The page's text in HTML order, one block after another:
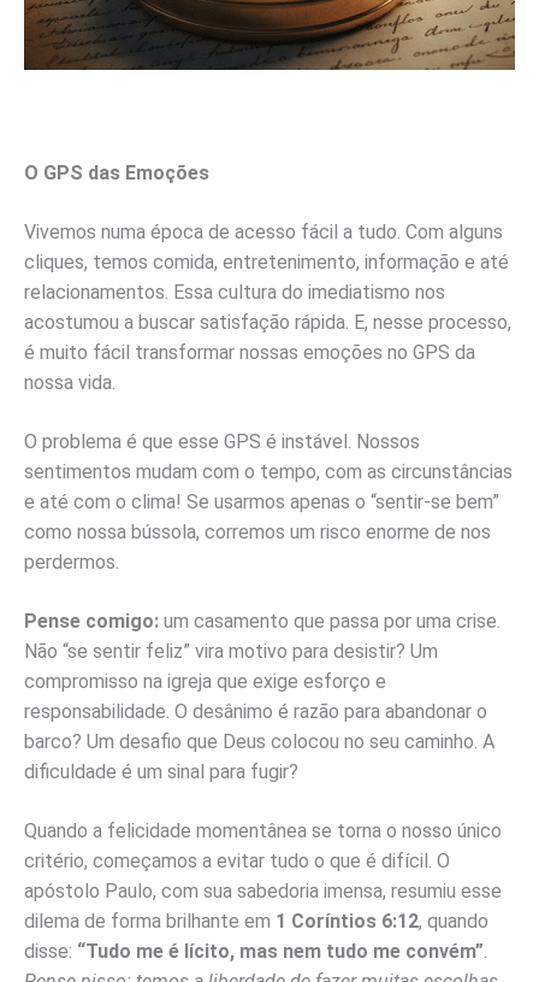
O GPS das Emoções
Vivemos numa época de acesso fácil a tudo. Com alguns
cliques, temos comida, entretenimento, informação e até
relacionamentos. Essa cultura do imediatismo nos
acostumou a buscar satisfação rápida. E, nesse processo,
é muito fácil transformar nossas emoções no GPS da
nossa vida.
O problema é que esse GPS é instável. Nossos
sentimentos mudam com o tempo, com as circunstâncias
e até com o clima! Se usarmos apenas o “sentir-se bem”
como nossa bússola, corremos um risco enorme de nos
perdermos.
Pense comigo: um casamento que passa por uma crise.
Não “se sentir feliz” vira motivo para desistir? Um
compromisso na igreja que exige esforço e
responsabilidade. O desânimo é razão para abandonar o
barco? Um desafio que Deus colocou no seu caminho. A
dificuldade é um sinal para fugir?
Quando a felicidade momentânea se torna o nosso único
critério, começamos a evitar tudo o que é difícil. O
apóstolo Paulo, com sua sabedoria imensa, resumiu esse
dilema de forma brilhante em 1 Coríntios 6:12, quando
disse: “Tudo me é lícito, mas nem tudo me convém”.